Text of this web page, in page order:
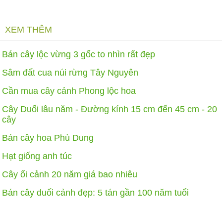
XEM THÊM
Bán cây lộc vừng 3 gốc to nhìn rất đẹp
Sâm đất cua núi rừng Tây Nguyên
Cần mua cây cảnh Phong lộc hoa
Cây Duối lâu năm - Đường kính 15 cm đến 45 cm - 20
cây
Bán cây hoa Phù Dung
Hạt giống anh túc
Cây ổi cảnh 20 năm giá bao nhiêu
Bán cây duối cảnh đẹp: 5 tán gần 100 năm tuổi